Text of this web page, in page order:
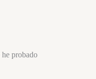
probado